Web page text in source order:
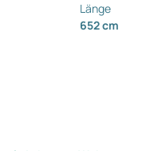
Länge
652 cm